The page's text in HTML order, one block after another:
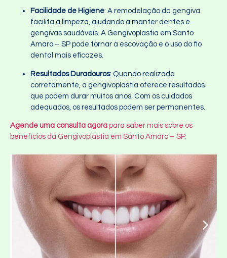
Facilidade de Higiene: A remodelação da gengiva
facilita a limpeza, ajudando a manter dentes e
gengivas saudáveis. A Gengivoplastia em Santo
Amaro – SP pode tornar a escovação e o uso do fio
dental mais eficazes.
Resultados Duradouros: Quando realizada
corretamente, a gengivoplastia oferece resultados
que podem durar muitos anos. Com os cuidados
adequados, os resultados podem ser permanentes.
Agende uma consulta agora para saber mais sobre os
benefícios da Gengivoplastia em Santo Amaro – SP.